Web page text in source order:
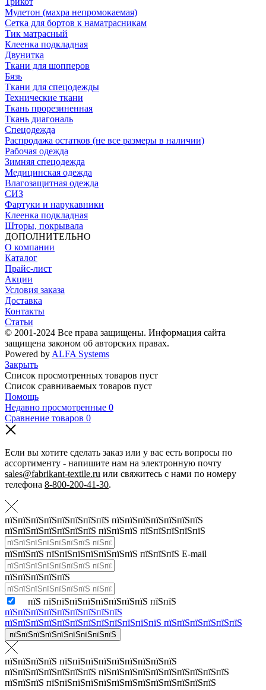
Мулетон (махра непромокаемая)
Сетка для бортов к наматрасникам
Тик матрасный
Клеенка подкладная
Двунитка
Ткани для шопперов
Бязь
Ткани для спецодежды
Технические ткани
Ткань прорезиненная
Ткань диагональ
Спецодежда
Распродажа остатков (не все размеры в наличии)
Рабочая одежда
Зимняя спецодежда
Медицинская одежда
Влагозащитная одежда
СИЗ
Фартуки и нарукавники
Клеенка подкладная
Шторы, покрывала
ДОПОЛНИТЕЛЬНО
О компании
Каталог
Прайс-лист
Акции
Условия заказа
Доставка
Контакты
Статьи
© 2001-2024 Все права защищены. Информация сайта
защищена законом об авторских правах.
Powered by ALFA Systems
Закрыть
Список просмотренных товаров пуст
Список сравниваемых товаров пуст
Помощь
Недавно просмотренные 0
Сравнение товаров 0
Если вы хотите сделать заказ или у вас есть вопросы по
ассортименту - напишите нам на электронную почту
sales@fabrikant-textile.ru или свяжитесь с нами по номеру
телефона 8-800-200-41-30.
пїЅпїЅпїЅпїЅпїЅпїЅпїЅпїЅ пїЅпїЅпїЅпїЅпїЅпїЅпїЅ
пїЅпїЅпїЅпїЅпїЅпїЅпїЅ пїЅпїЅпїЅ пїЅпїЅпїЅпїЅпїЅ
пїЅпїЅпїЅ пїЅпїЅпїЅпїЅпїЅпїЅпїЅ пїЅпїЅпїЅ E-mail
пїЅпїЅпїЅпїЅпїЅ
пїЅ пїЅпїЅпїЅпїЅпїЅпїЅпїЅпїЅ пїЅпїЅ
пїЅпїЅпїЅпїЅпїЅпїЅпїЅпїЅпїЅ
пїЅпїЅпїЅпїЅпїЅпїЅпїЅпїЅпїЅпїЅпїЅпїЅ пїЅпїЅпїЅпїЅпїЅпїЅ
пїЅпїЅпїЅпїЅпїЅпїЅпїЅпїЅпїЅ
пїЅпїЅпїЅпїЅ пїЅпїЅпїЅпїЅпїЅпїЅпїЅпїЅпїЅ
пїЅпїЅпїЅпїЅпїЅпїЅпїЅ пїЅпїЅпїЅпїЅпїЅпїЅпїЅпїЅпїЅпїЅ
пїЅпїЅпїЅ пїЅпїЅпїЅпїЅпїЅпїЅпїЅпїЅпїЅпїЅпїЅпїЅпїЅ